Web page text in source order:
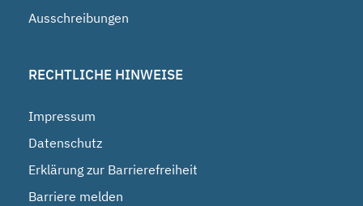
Ausschreibungen
RECHTLICHE HINWEISE
Impressum
Datenschutz
Erklärung zur Barrierefreiheit
Barriere melden